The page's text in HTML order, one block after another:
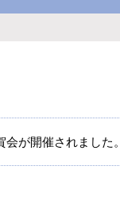
会が開催されました。